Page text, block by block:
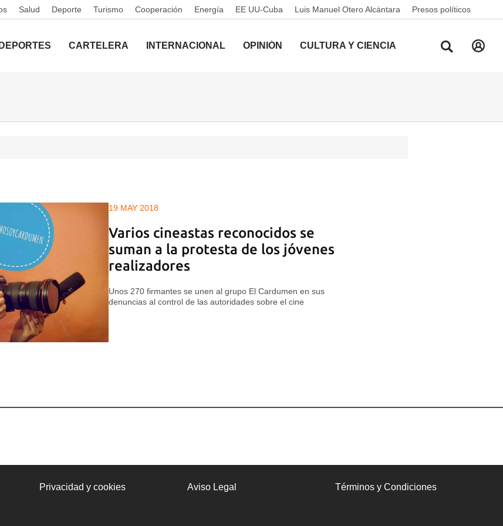
Salud Deporte Turismo Cooperación Energía EE UU-Cuba Luis Manuel Otero Alcántara Presos políticos
DEPORTES CARTELERA INTERNACIONAL OPINIÓN CULTURA Y CIENCIA
19 MAY 2018
Varios cineastas reconocidos se
suman a la protesta de los jóvenes
realizadores
Unos 270 firmantes se unen al grupo El Cardumen en sus
denuncias al control de las autoridades sobre el cine
Privacidad y cookies Aviso Legal Términos y Condiciones